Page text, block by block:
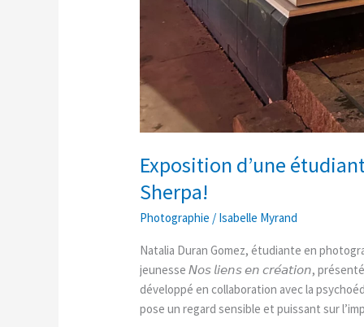
Exposition d’une
Sherpa!
Photographie / Isabelle Myrand
Natalia Duran Gomez, étudiante en
jeunesse 𝘕𝘰𝘴 𝘭𝘪𝘦𝘯𝘴 𝘦𝘯 𝘤𝘳𝘦́𝘢𝘵𝘪𝘰𝘯,
développé en collaboration avec la
pose un regard sensible et puissant sur